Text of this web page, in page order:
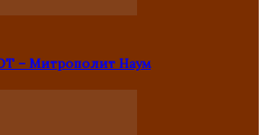
– Митрополит Наум